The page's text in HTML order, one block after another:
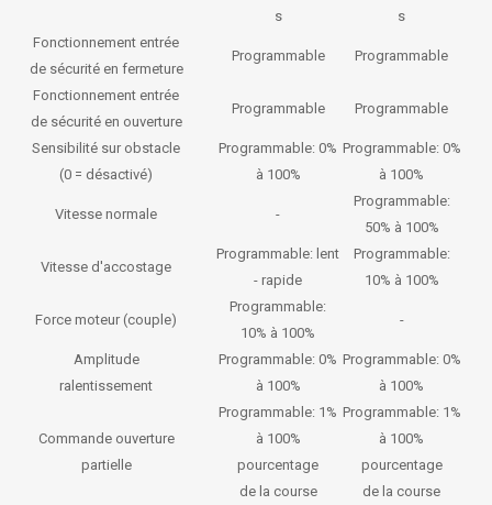
s
s
Fonctionnement entrée
de sécurité en fermeture
Programmable Programmable
Fonctionnement entrée
de sécurité en ouverture
Programmable Programmable
Sensibilité sur obstacle
(0 = désactivé)
Programmable: 0%
à 100%
Programmable: 0%
à 100%
Vitesse normale -
Programmable:
50% à 100%
Vitesse d'accostage
Programmable: lent
- rapide
Programmable:
10% à 100%
Force moteur (couple)
Programmable:
10% à 100%
-
Amplitude
ralentissement
Programmable: 0%
à 100%
Programmable: 0%
à 100%
Commande ouverture
partielle
Programmable: 1%
à 100%
pourcentage
de la course
Programmable: 1%
à 100%
pourcentage
de la course